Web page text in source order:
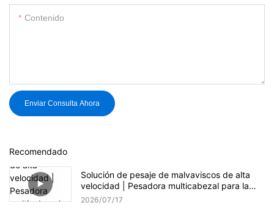
Contenido
Enviar Consulta Ahora
Recomendado
Solución de pesaje de malvaviscos de alta
velocidad | Pesadora multicabezal para la
producción de dulces
2026 07 17